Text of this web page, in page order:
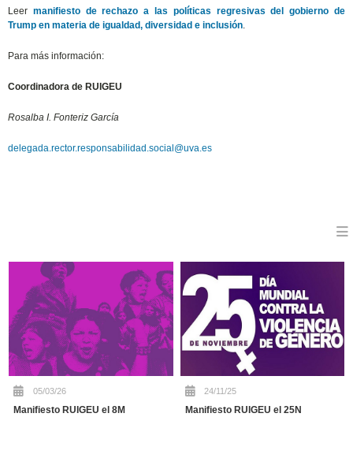
Leer manifiesto de rechazo a las políticas regresivas del gobierno de
Trump en materia de igualdad, diversidad e inclusión.
Para más información:
Coordinadora de RUIGEU
Rosalba I. Fonteriz García
delegada.rector.responsabilidad.social@uva.es
05/03/26
Manifiesto RUIGEU el 8M
24/11/25
Manifiesto RUIGEU el 25N